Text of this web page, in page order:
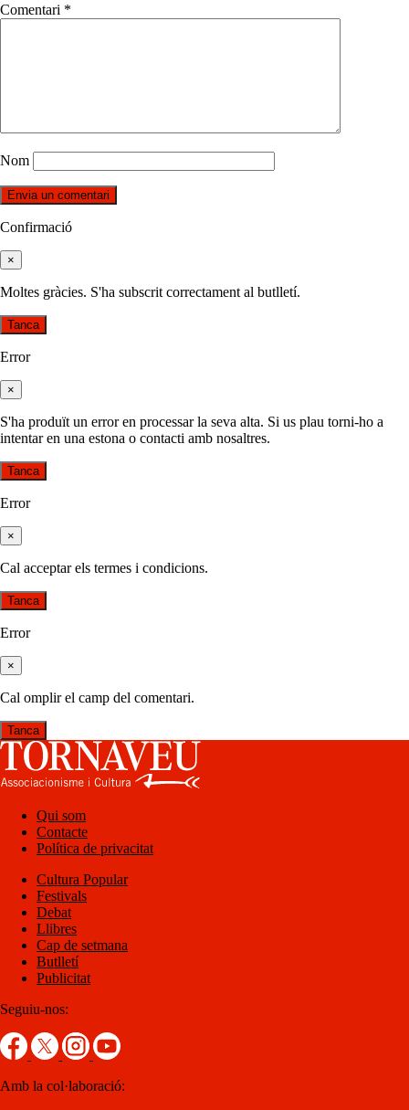
Comentari *
Nom
Confirmació
×
Moltes gràcies. S'ha subscrit correctament al butlletí.
Tanca
Error
×
S'ha produït un error en processar la seva alta. Si us plau torni-ho a
intentar en una estona o contacti amb nosaltres.
Tanca
Error
×
Cal acceptar els termes i condicions.
Tanca
Error
×
Cal omplir el camp del comentari.
Tanca
Qui som
Contacte
Política de privacitat
Cultura Popular
Festivals
Debat
Llibres
Cap de setmana
Butlletí
Publicitat
Seguiu-nos:
Amb la col·laboració: